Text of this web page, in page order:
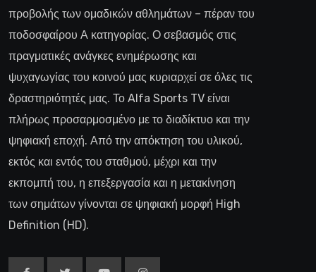
προβολής των ομαδικών αθλημάτων – πέραν του
ποδοσφαίρου Α κατηγορίας. Ο σεβασμός στις
πραγματικές ανάγκες ενημέρωσης και
ψυχαγωγίας του κοινού μας κυριαρχεί σε όλες τις
δραστηριότητές μας. Το Alfa Sports TV είναι
πλήρως προσαρμοσμένο με το διαδίκτυο και την
ψηφιακή εποχή. Από την απόκτηση του υλικού,
εκτός και εντός του σταθμού, μέχρι και την
εκπομπή του, η επεξεργασία και η μετακίνηση
των σημάτων γίνονται σε ψηφιακή μορφή High
Definition (HD).